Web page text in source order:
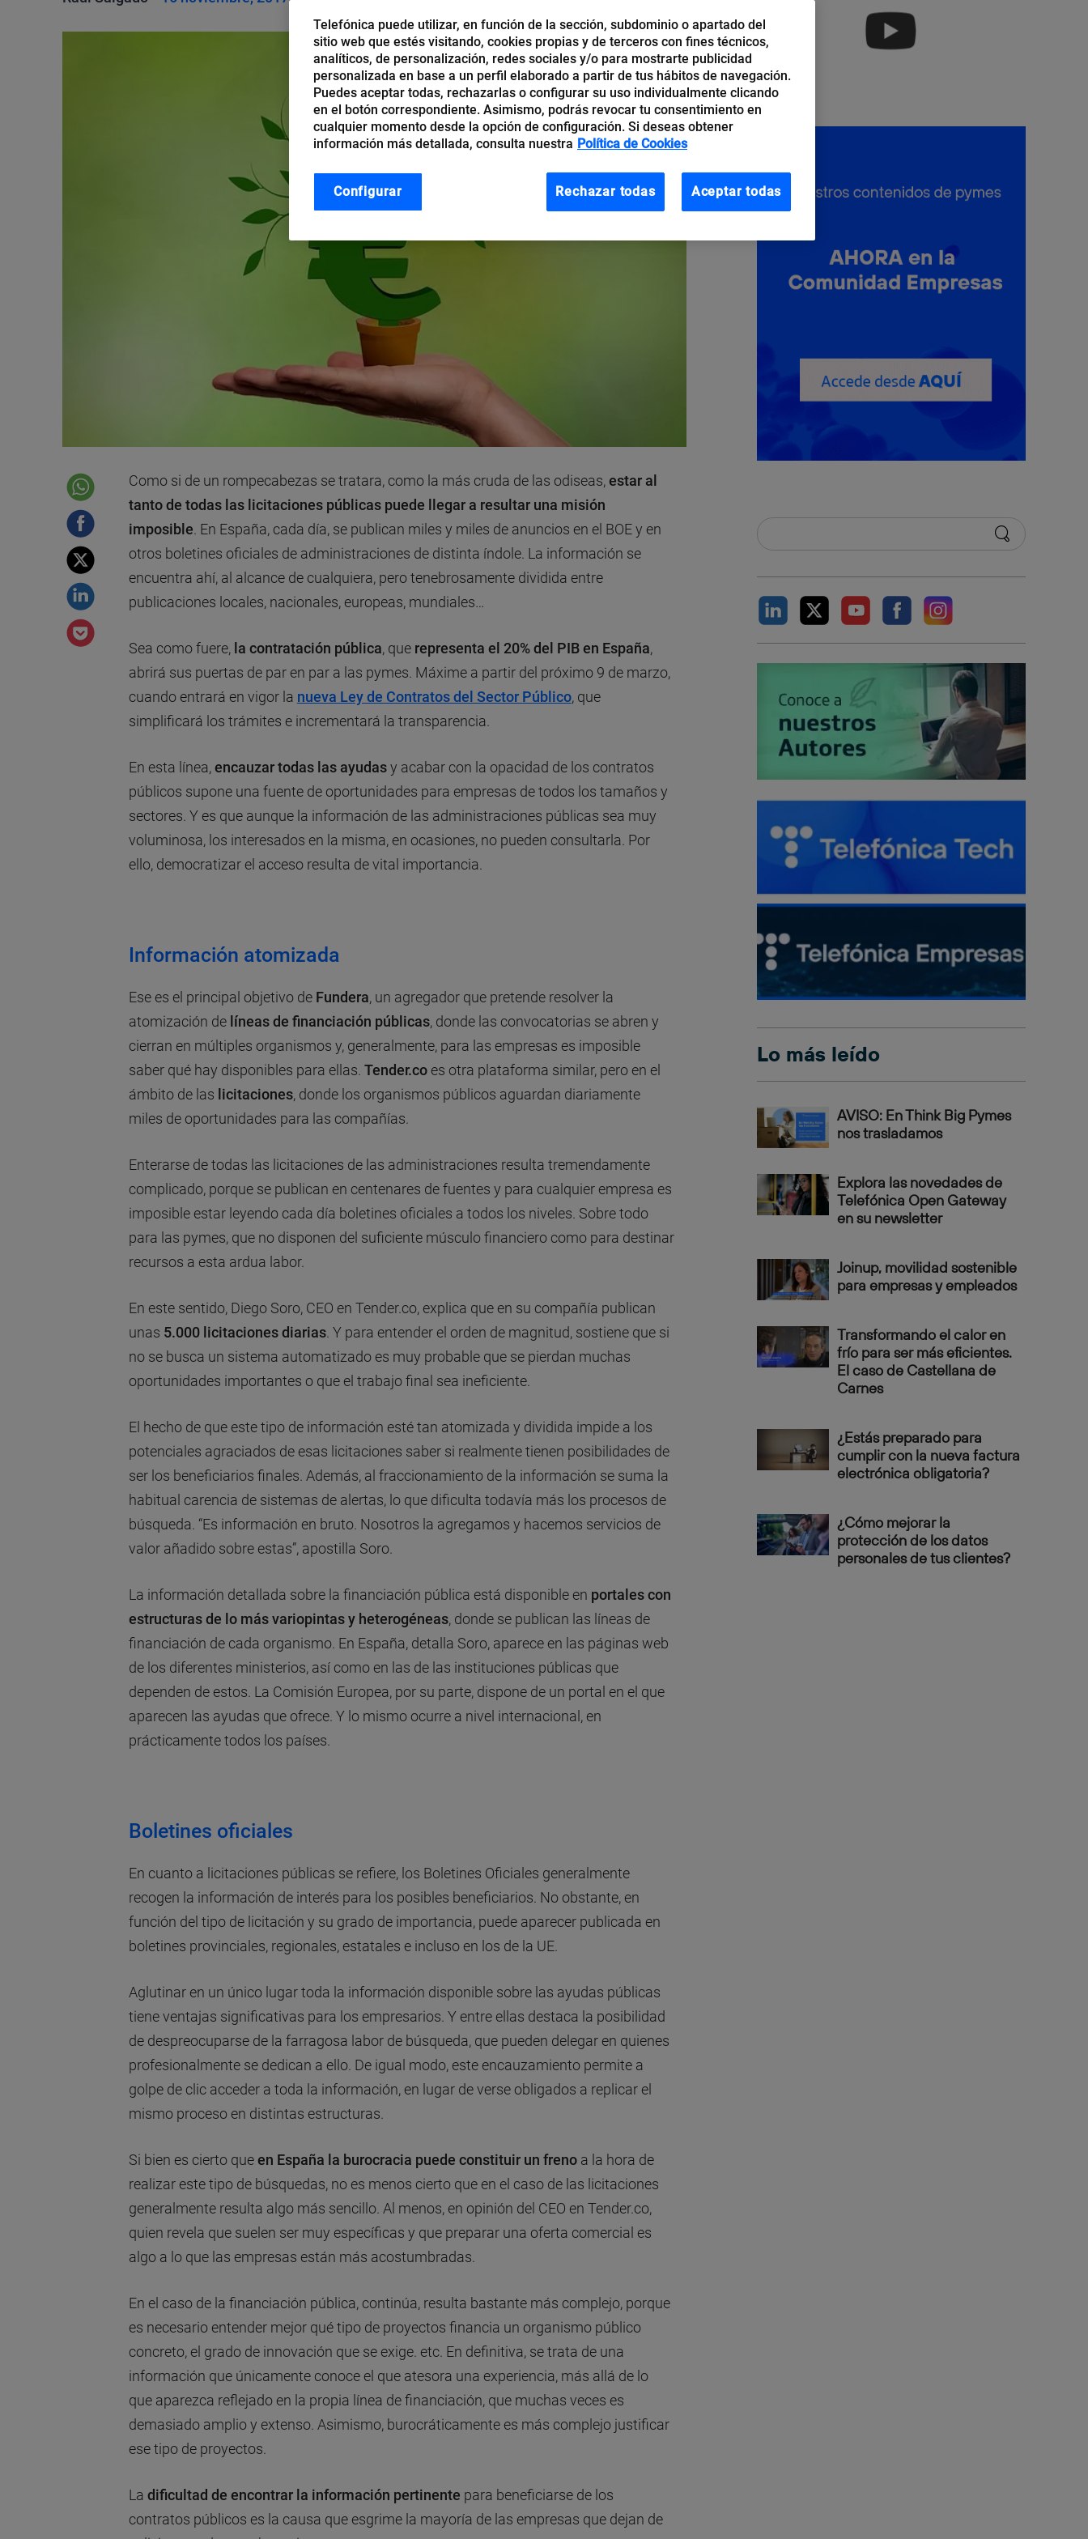
Como si de un rompecabezas se tratara, como la más cruda de las odiseas,estar al
tanto de todas las licitaciones públicas puede llegar a resultar una misión
imposible . En España, cada día, se publican miles y miles de anuncios en el BOE y en
otros boletines oficiales de administraciones de distinta índole. La información se
encuentra ahí, al alcance de cualquiera, pero tenebrosamente dividida entre
publicaciones locales, nacionales, europeas, mundiales…
Sea como fuere, la contratación pública, que representa el 20% del PIB en España,
abrirá sus puertas de par en par a las pymes. Máxime a partir del próximo 9 de marzo,
cuando entrará en vigor la nueva Ley de Contratos del Sector Público, que
simplificará los trámites e incrementará la transparencia.
En esta línea,encauzar todas las ayudasy acabar con la opacidad de los contratos
públicos supone una fuente de oportunidades para empresas de todos los tamaños y
sectores. Y es que aunque la información de las administraciones públicas sea muy
voluminosa, los interesados en la misma, en ocasiones, no pueden consultarla. Por
ello, democratizar el acceso resulta de vital importancia.
Información atomizada
Ese es el principal objetivo de Fundera, un agregador que pretende resolver la
atomización de líneas de financiación públicas, donde las convocatorias se abren y
cierran en múltiples organismos y, generalmente, para las empresas es imposible
saber qué hay disponibles para ellas. Tender.coes otra plataforma similar, pero en el
ámbito de las licitaciones, donde los organismos públicos aguardan diariamente
miles de oportunidades para las compañías.
Enterarse de todas las licitaciones de las administraciones resulta tremendamente
complicado, porque se publican en centenares de fuentes y para cualquier empresa es
imposible estar leyendo cada día boletines oficiales a todos los niveles. Sobre todo
para las pymes, que no disponen del suficiente músculo financiero como para destinar
recursos a esta ardua labor.
En este sentido, Diego Soro, CEO en Tender.co, explica que en su compañía publican
unas 5.000 licitaciones diarias. Y para entender el orden de magnitud, sostiene que si
no se busca un sistema automatizado es muy probable que se pierdan muchas
oportunidades importantes o que el trabajo final sea ineficiente.
El hecho de que este tipo de información esté tan atomizada y dividida impide a los
potenciales agraciados de esas licitaciones saber si realmente tienen posibilidades de
ser los beneficiarios finales. Además, al fraccionamiento de la información se suma la
habitual carencia de sistemas de alertas, lo que dificulta todavía más los procesos de
búsqueda. “Es información en bruto. Nosotros la agregamos y hacemos servicios de
valor añadido sobre estas”, apostilla Soro.
La información detallada sobre la financiación pública está disponible en portales con
estructuras de lo más variopintas y heterogéneas, donde se publican las líneas de
financiación de cada organismo. En España, detalla Soro, aparece en las páginas web
de los diferentes ministerios, así como en las de las instituciones públicas que
dependen de estos. La Comisión Europea, por su parte, dispone de un portal en el que
aparecen las ayudas que ofrece. Y lo mismo ocurre a nivel internacional, en
prácticamente todos los países.
Boletines oficiales
En cuanto a licitaciones públicas se refiere, los Boletines Oficiales generalmente
recogen la información de interés para los posibles beneficiarios. No obstante, en
función del tipo de licitación y su grado de importancia, puede aparecer publicada en
boletines provinciales, regionales, estatales e incluso en los de la UE.
Aglutinar en un único lugar toda la información disponible sobre las ayudas públicas
tiene ventajas significativas para los empresarios. Y entre ellas destaca la posibilidad
de despreocuparse de la farragosa labor de búsqueda, que pueden delegar en quienes
profesionalmente se dedican a ello. De igual modo, este encauzamiento permite a
golpe de clic acceder a toda la información, en lugar de verse obligados a replicar el
mismo proceso en distintas estructuras.
Si bien es cierto queen España la burocracia puede constituir un frenoa la hora de
realizar este tipo de búsquedas, no es menos cierto que en el caso de las licitaciones
generalmente resulta algo más sencillo. Al menos, en opinión del CEO en Tender.co,
quien revela que suelen ser muy específicas y que preparar una oferta comercial es
algo a lo que las empresas están más acostumbradas.
En el caso de la financiación pública, continúa, resulta bastante más complejo, porque
es necesario entender mejor qué tipo de proyectos financia un organismo público
concreto, el grado de innovación que se exige. etc. En definitiva, se trata de una
información que únicamente conoce el que atesora una experiencia, más allá de lo
que aparezca reflejado en la propia línea de financiación, que muchas veces es
demasiado amplio y extenso. Asimismo, burocráticamente es más complejo justificar
ese tipo de proyectos.
La dificultad de encontrar la información pertinente para beneficiarse de los
contratos públicos es la causa que esgrime la mayoría de las empresas que dejan de
Lo más leído
AVISO: En Think Big Pymes
nos trasladamos
Explora las novedades de
Telefónica Open Gateway
en su newsletter
Joinup, movilidad sostenible
para empresas y empleados
Transformando el calor en
frío para ser más eficientes.
El caso de Castellana de
Carnes
¿Estás preparado para
cumplir con la nueva factura
electrónica obligatoria?
¿Cómo mejorar la
protección de los datos
personales de tus clientes?
Telefónica puede utilizar, en función de la sección, subdominio o apartado del
sitio web que estés visitando, cookies propias y de terceros con fines técnicos,
analíticos, de personalización, redes sociales y/o para mostrarte publicidad
personalizada en base a un perfil elaborado a partir de tus hábitos de navegación.
Puedes aceptar todas, rechazarlas o configurar su uso individualmente clicando
en el botón correspondiente. Asimismo, podrás revocar tu consentimiento en
cualquier momento desde la opción de configuración. Si deseas obtener
información más detallada, consulta nuestra Política de Cookies
Rechazar todas Aceptar todas
Configurar